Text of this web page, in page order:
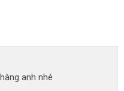
anh nhé